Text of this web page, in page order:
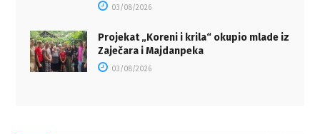
03/08/2026
Projekat „Koreni i krila“ okupio mlade iz
Zaječara i Majdanpeka
03/08/2026